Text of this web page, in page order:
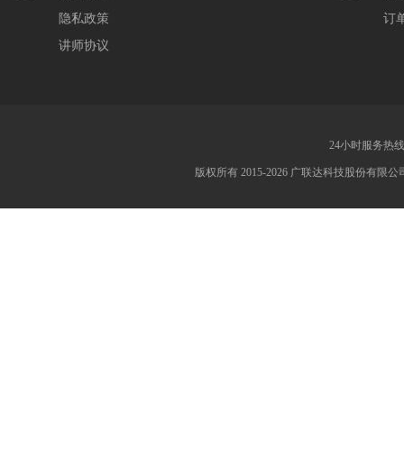
隐私政策
讲师协议
订
24小时服务热
版权所有 2015-2026 广联达科技股份有限公